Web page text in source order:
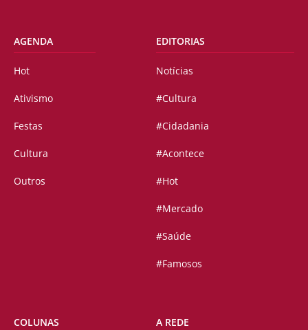
AGENDA
Hot
Ativismo
Festas
Cultura
Outros
EDITORIAS
Notícias
#Cultura
#Cidadania
#Acontece
#Hot
#Mercado
#Saúde
#Famosos
COLUNAS A REDE